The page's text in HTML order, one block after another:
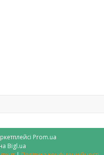
Prom.ua
Bigl.ua